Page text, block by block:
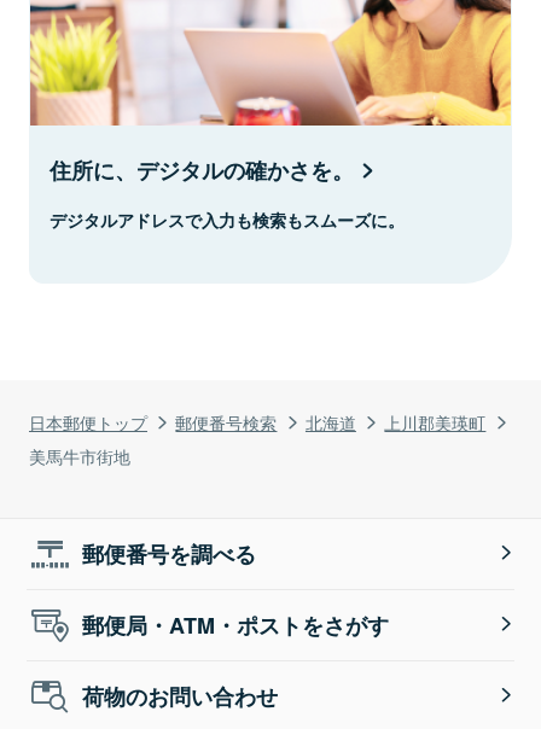
日本郵便トップ 郵便番号検索 北海道
上川郡美瑛町
美馬牛市街地
住所に、デジタルの確かさを。
デジタルアドレスで入力も検索もスムーズに。
郵便番号を調べる
郵便局・ATM・ポストをさがす
荷物のお問い合わせ